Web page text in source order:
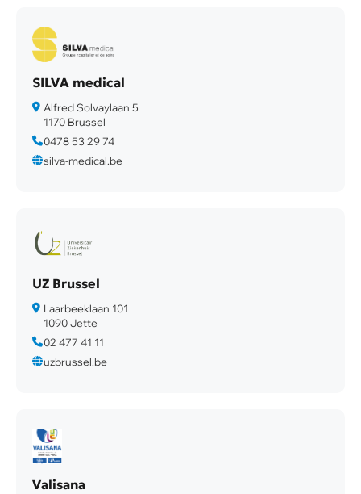
SILVA medical
Alfred Solvaylaan 5
1170 Brussel
0478 53 29 74
silva-medical.be
UZ Brussel
Laarbeeklaan 101
1090 Jette
02 477 41 11
uzbrussel.be
Valisana